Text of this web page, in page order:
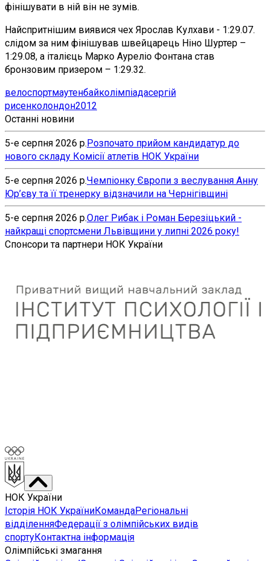
фінішувати в ній він не зумів.
Найспритнішим виявися чех Ярослав Кулхави - 1:29.07.
слідом за ним фінішував швейцарець Ніно Шуртер –
1:29.08, а італієць Марко Ауреліо Фонтана став
бронзовим призером – 1:29.32.
велоспортмаутенбайколімпіадасергій
рисенколондон2012
Останні новини
5-е серпня 2026 р.Розпочато прийом кандидатур до
нового складу Комісії атлетів НОК України
5-е серпня 2026 р.Чемпіонку Європи з веслування Анну
Юр’єву та її тренерку відзначили на Чернігівщині
5-е серпня 2026 р.Олег Рибак і Роман Березіцький -
найкращі спортсмени Львівщини у липні 2026 року!
Спонсори та партнери НОК України
НОК України
Історія НОК УкраїниКомандаРегіональні
відділенняФедерації з олімпійських видів
спортуКонтактна інформація
Олімпійські змагання